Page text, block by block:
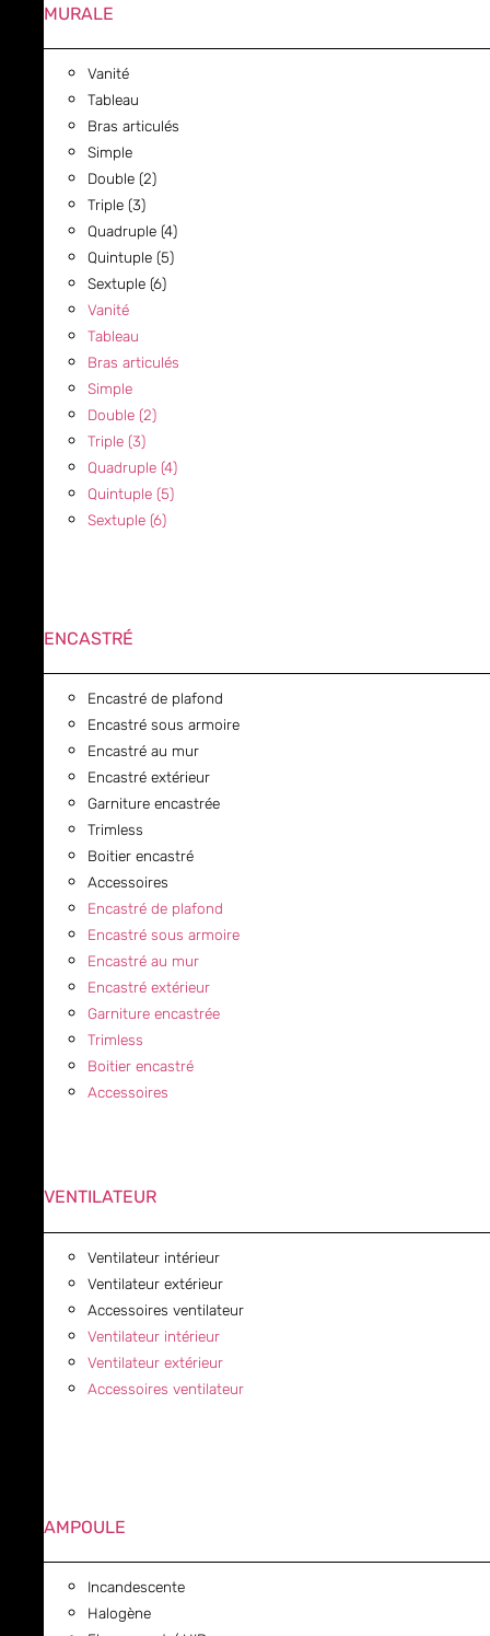
MURALE
Vanité
Tableau
Bras articulés
Simple
Double (2)
Triple (3)
Quadruple (4)
Quintuple (5)
Sextuple (6)
Vanité
Tableau
Bras articulés
Simple
Double (2)
Triple (3)
Quadruple (4)
Quintuple (5)
Sextuple (6)
ENCASTRÉ
Encastré de plafond
Encastré sous armoire
Encastré au mur
Encastré extérieur
Garniture encastrée
Trimless
Boitier encastré
Accessoires
Encastré de plafond
Encastré sous armoire
Encastré au mur
Encastré extérieur
Garniture encastrée
Trimless
Boitier encastré
Accessoires
VENTILATEUR
Ventilateur intérieur
Ventilateur extérieur
Accessoires ventilateur
Ventilateur intérieur
Ventilateur extérieur
Accessoires ventilateur
AMPOULE
Incandescente
Halogène